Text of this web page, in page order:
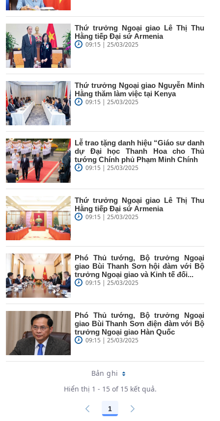
Thứ trưởng Ngoại giao Lê Thị Thu
Hằng tiếp Đại sứ Armenia
09:15 | 25/03/2025
Thứ trưởng Ngoại giao Nguyễn Minh
Hằng thăm làm việc tại Kenya
09:15 | 25/03/2025
Lễ trao tặng danh hiệu “Giáo sư danh
dự Đại học Thanh Hoa cho Thủ
tướng Chính phủ Phạm Minh Chính
09:15 | 25/03/2025
Thứ trưởng Ngoại giao Lê Thị Thu
Hằng tiếp Đại sứ Armenia
09:15 | 25/03/2025
Phó Thủ tướng, Bộ trưởng Ngoại
giao Bùi Thanh Sơn hội đàm với Bộ
trưởng Ngoại giao và Kinh tế đối...
09:15 | 25/03/2025
Phó Thủ tướng, Bộ trưởng Ngoại
giao Bùi Thanh Sơn điện đàm với Bộ
trưởng Ngoại giao Hàn Quốc
09:15 | 25/03/2025
Bản ghi
Hiển thị 1 - 15 of 15 kết quả.
Các trang trên cổng
1